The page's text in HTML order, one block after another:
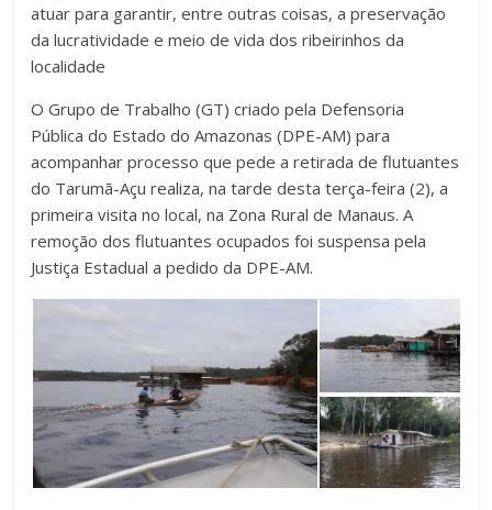
atuar para garantir, entre outras coisas, a preservação
da lucratividade e meio de vida dos ribeirinhos da
localidade
O Grupo de Trabalho (GT) criado pela Defensoria
Pública do Estado do Amazonas (DPE-AM) para
acompanhar processo que pede a retirada de flutuantes
do Tarumã-Açu realiza, na tarde desta terça-feira (2), a
primeira visita no local, na Zona Rural de Manaus. A
remoção dos flutuantes ocupados foi suspensa pela
Justiça Estadual a pedido da DPE-AM.